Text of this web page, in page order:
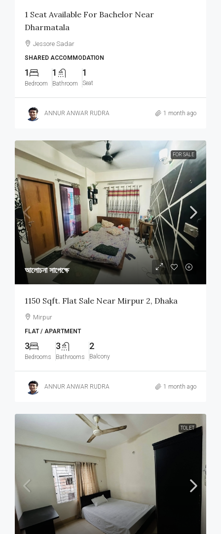
1 Seat Available For Bachelor Near
Dharmatala
Jessore Sadar
SHARED ACCOMMODATION
1
Bedroom
1
Bathroom
1
Seat
ANNUR ANWAR RUDRA 1 month ago
FOR SALE
আলোচনা সাপেক্ষে
1150 Sqft. Flat Sale Near Mirpur 2, Dhaka
Mirpur
FLAT / APARTMENT
3
Bedrooms
3
Bathrooms
2
Balcony
ANNUR ANWAR RUDRA 1 month ago
TOLET